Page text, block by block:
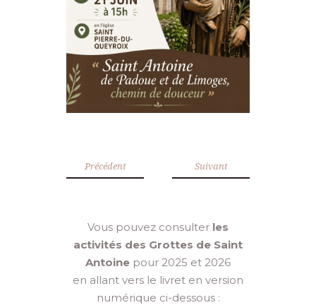
Précédent Suivant
Vous pouvez consulter les
activités des Grottes de Saint
Antoine pour 2025 et 2026
en allant vers le livret en version
numérique ci-dessous :